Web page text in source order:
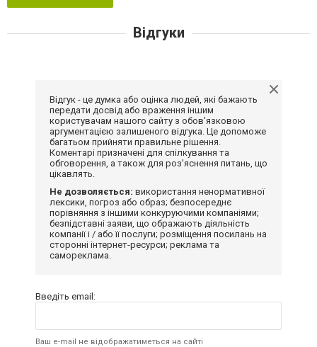
Відгуки
Відгук - це думка або оцінка людей, які бажають
передати досвід або враження іншим
користувачам нашого сайту з обов'язковою
аргументацією залишеного відгука. Це допоможе
багатьом прийняти правильне рішення.
Коментарі призначені для спілкування та
обговорення, а також для роз'яснення питань, що
цікавлять.
Не дозволяється: використання ненормативної
лексики, погроз або образ; безпосереднє
порівняння з іншими конкуруючими компаніями;
безпідставні заяви, що ображають діяльність
компанії і / або її послуги; розміщення посилань на
сторонні інтернет-ресурси; реклама та
самореклама.
Введіть email:
Ваш e-mail не відображатиметься на сайті